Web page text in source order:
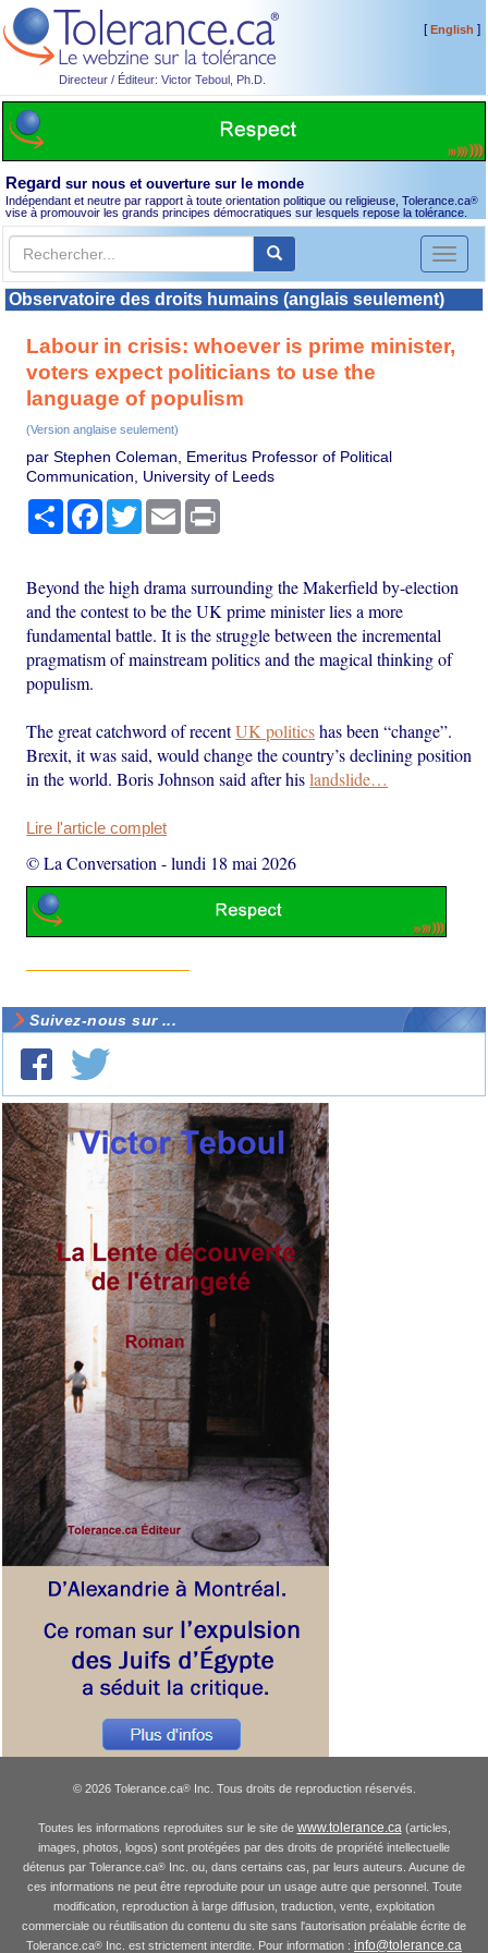
Directeur / Éditeur: Victor Teboul, Ph.D.
[English ]
Regard sur nous et ouverture sur le monde
Indépendant et neutre par rapport à toute orientation politique ou religieuse, Tolerance.ca®
vise à promouvoir les grands principes démocratiques sur lesquels repose la tolérance.
Toggle
Observatoire des droits humains (anglais seulement)
Labour in crisis: whoever is prime minister,
voters expect politicians to use the
language of populism
(Version anglaise seulement)
par Stephen Coleman, Emeritus Professor of Political
Communication, University of Leeds
PartagerFacebook
TwitterEmail
Beyond the high drama surrounding the Makerfield by-election
and the contest to be the UK prime minister lies a more
fundamental battle. It is the struggle between the incremental
pragmatism of mainstream politics and the magical thinking of
populism.
The great catchword of recentUK politicshas been “change”.
Brexit, it was said, would change the country’s declining position
in the world. Boris Johnson said after hislandslide…
Lire l'article complet
© La Conversation -lundi 18 mai 2026
Suivez-nous sur ...
© 2026 Tolerance.ca®Inc. Tous droits de reproduction réservés.
Toutes les informations reproduites sur le site de www.tolerance.ca(articles,
images, photos, logos) sont protégées par des droits de propriété intellectuelle
détenus par Tolerance.ca® Inc. ou, dans certains cas, par leurs auteurs. Aucune de
ces informations ne peut être reproduite pour un usage autre que personnel. Toute
modification, reproduction à large diffusion, traduction, vente, exploitation
commerciale ou réutilisation du contenu du site sans l'autorisation préalable écrite de
Tolerance.ca® Inc. est strictement interdite. Pour information : info@tolerance.ca